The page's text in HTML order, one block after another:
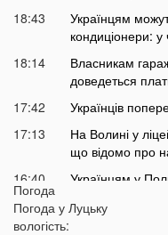
18:43
Українцям
кондиціонери:
18:14
Власникам
доведеться
17:42
Українців
17:13
На Волині у
що відомо про
16:40
Українцям у
16:12
Погода
Погода у Луцьку
вологість: